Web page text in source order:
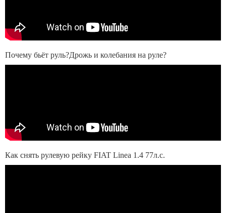
Почему бьёт руль?Дрожь и колебания на руле?
Как снять рулевую рейку FIAT Linea 1.4 77л.с.